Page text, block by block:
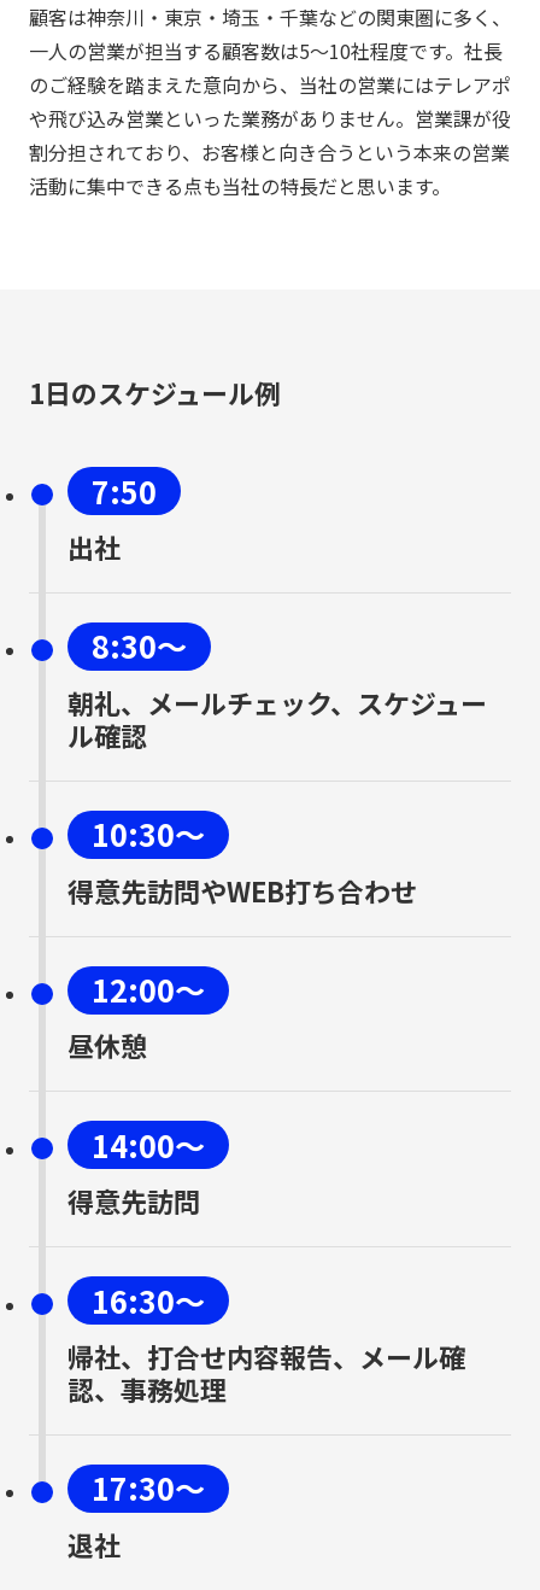
顧客は神奈川・東京・埼玉・千葉などの関東圏に多く、
一人の営業が担当する顧客数は5〜10社程度です。社長
のご経験を踏まえた意向から、当社の営業にはテレアポ
や飛び込み営業といった業務がありません。営業課が役
割分担されており、お客様と向き合うという本来の営業
活動に集中できる点も当社の特長だと思います。
1日のスケジュール例
7:50
出社
8:30〜
朝礼、メールチェック、スケジュー
ル確認
10:30〜
得意先訪問やWEB打ち合わせ
12:00〜
昼休憩
14:00〜
得意先訪問
16:30〜
帰社、打合せ内容報告、メール確
認、事務処理
17:30〜
退社